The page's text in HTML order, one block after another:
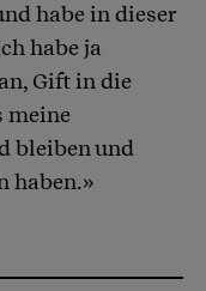
habe in dieser
habe ja
Gift in die
meine
bleiben und
haben.»